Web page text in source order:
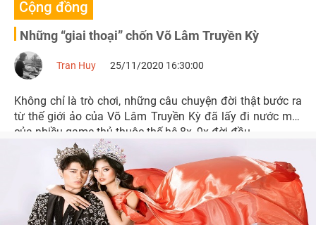
Cộng đồng
Những “giai thoại” chốn Võ Lâm Truyền Kỳ
Tran Huy 25/11/2020 16:30:00
Không chỉ là trò chơi, những câu chuyện đời thật bước ra
từ thế giới ảo của Võ Lâm Truyền Kỳ đã lấy đi nước mắt
của nhiều game thủ thuộc thế hệ 8x, 9x đời đầu.